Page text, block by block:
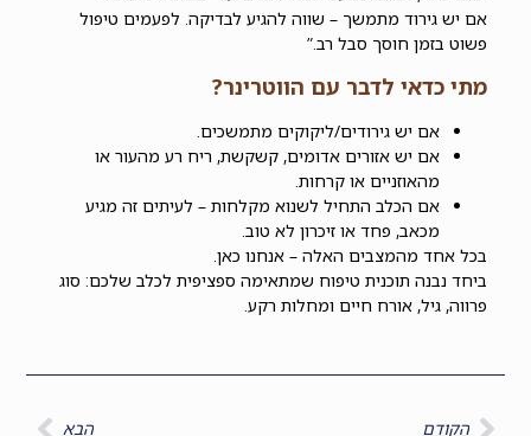
אם יש גירוד מתמשך – שווה להגיע לבדיקה. לפעמים טיפול
פשוט בזמן חוסך סבל רב.”
מתי כדאי לדבר עם הווטרינר?
אם יש גירודים/ליקוקים מתמשכים.
אם יש אזורים אדומים, קשקשת, ריח רע מהעור או
מהאוזניים או קרחות.
אם הכלב התחיל לשנוא מקלחות – לעיתים זה מגיע
מכאב, פחד או זיכרון לא טוב.
בכל אחד מהמצבים האלה – אנחנו כאן.
ביחד נבנה תוכנית טיפוח שמתאימה ספציפית לכלב שלכם: סוג
פרווה, גיל, אורח חיים ומחלות רקע.
הקודם הבא